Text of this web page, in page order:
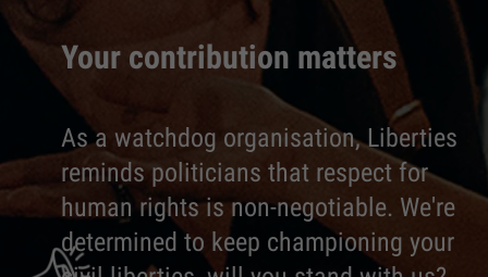
Your contribution matters
As a watchdog organisation, Liberties
reminds politicians that respect for
human rights is non-negotiable. We're
determined to keep championing your